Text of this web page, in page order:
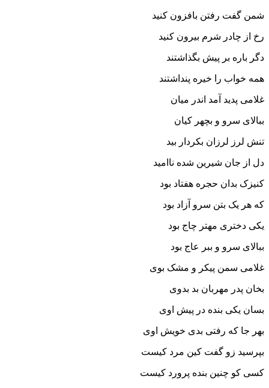
شمن گفت رفتن بافزون کنید
رخ از چادر شرم بیرون کنید
دگر باره بر پیش بگذاشتند
همه خواب را خیره پنداشتند
غلامى پدید آمد اندر میان
ببالاى سرو و بچهر کیان‏
تنش لرز لرزان بکردار بید
دل از جان شیرین شده ناامید
کنیزک بدان حجره هفتاد بود
که هر یک بتن سرو آزاد بود
یکى دخترى مهتر چاج بود
ببالاى سرو و ببر عاج بود
غلامى سمن پیکر و مشک بوى
بخان پدر مهربان بد بدوى‏
بسان یکى بنده در پیش اوى
بهر جا که رفتى بدى خویش اوى‏
بپرسید زو گفت کین مرد کیست
کسى کو چنین بنده پرورد کیست‏